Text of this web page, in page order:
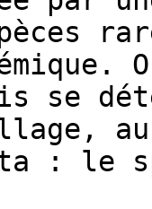
se
: le